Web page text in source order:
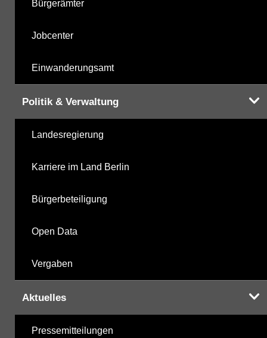
Bürgerämter
Jobcenter
Einwanderungsamt
Politik & Verwaltung
Landesregierung
Karriere im Land Berlin
Bürgerbeteiligung
Open Data
Vergaben
Aktuelles
Pressemitteilungen